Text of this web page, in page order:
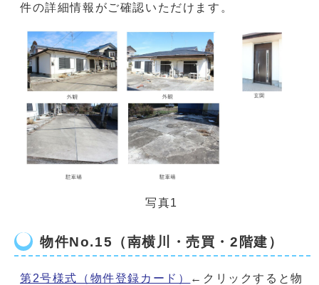
件の詳細情報がご確認いただけます。
写真1
物件No.15（南横川・売買・2階建）
第2号様式（物件登録カード）
←クリックすると物